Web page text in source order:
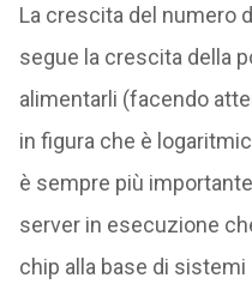
La crescita del numero
segue la crescita della
alimentarli (facendo
in figura che è
è sempre più
server in esecuzione
chip alla base di